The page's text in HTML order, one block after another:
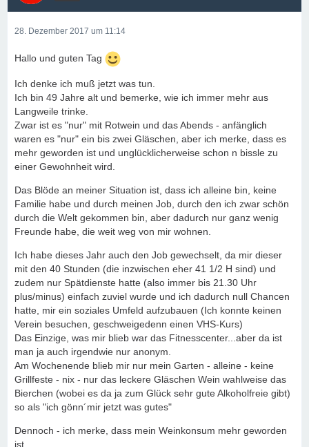
28. Dezember 2017 um 11:14
Hallo und guten Tag
Ich denke ich muß jetzt was tun.
Ich bin 49 Jahre alt und bemerke, wie ich immer mehr aus
Langweile trinke.
Zwar ist es "nur" mit Rotwein und das Abends - anfänglich
waren es "nur" ein bis zwei Gläschen, aber ich merke, dass es
mehr geworden ist und unglücklicherweise schon n bissle zu
einer Gewohnheit wird.
Das Blöde an meiner Situation ist, dass ich alleine bin, keine
Familie habe und durch meinen Job, durch den ich zwar schön
durch die Welt gekommen bin, aber dadurch nur ganz wenig
Freunde habe, die weit weg von mir wohnen.
Ich habe dieses Jahr auch den Job gewechselt, da mir dieser
mit den 40 Stunden (die inzwischen eher 41 1/2 H sind) und
zudem nur Spätdienste hatte (also immer bis 21.30 Uhr
plus/minus) einfach zuviel wurde und ich dadurch null Chancen
hatte, mir ein soziales Umfeld aufzubauen (Ich konnte keinen
Verein besuchen, geschweigedenn einen VHS-Kurs)
Das Einzige, was mir blieb war das Fitnesscenter...aber da ist
man ja auch irgendwie nur anonym.
Am Wochenende blieb mir nur mein Garten - alleine - keine
Grillfeste - nix - nur das leckere Gläschen Wein wahlweise das
Bierchen (wobei es da ja zum Glück sehr gute Alkoholfreie gibt)
so als "ich gönn´mir jetzt was gutes"
Dennoch - ich merke, dass mein Weinkonsum mehr geworden
ist.